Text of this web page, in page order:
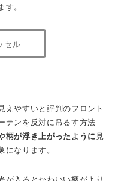
す。
セル
えやすいと評判のフロント
テンを反対に吊るす方法
柄が浮き上がったように 見
になります。